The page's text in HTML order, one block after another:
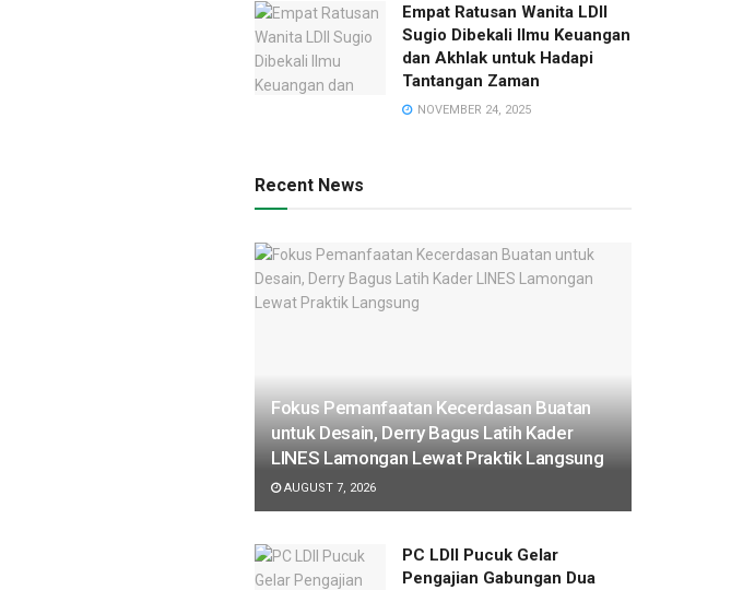
Empat Ratusan Wanita LDII
Sugio Dibekali Ilmu Keuangan
dan Akhlak untuk Hadapi
Tantangan Zaman
NOVEMBER 24, 2025
Recent News
Fokus Pemanfaatan Kecerdasan Buatan
untuk Desain, Derry Bagus Latih Kader
LINES Lamongan Lewat Praktik Langsung
AUGUST 7, 2026
PC LDII Pucuk Gelar
Pengajian Gabungan Dua